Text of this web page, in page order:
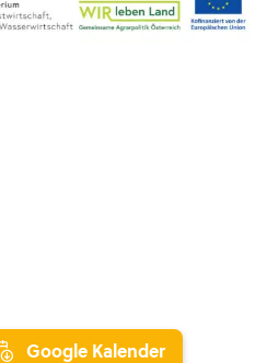
Google Kalender